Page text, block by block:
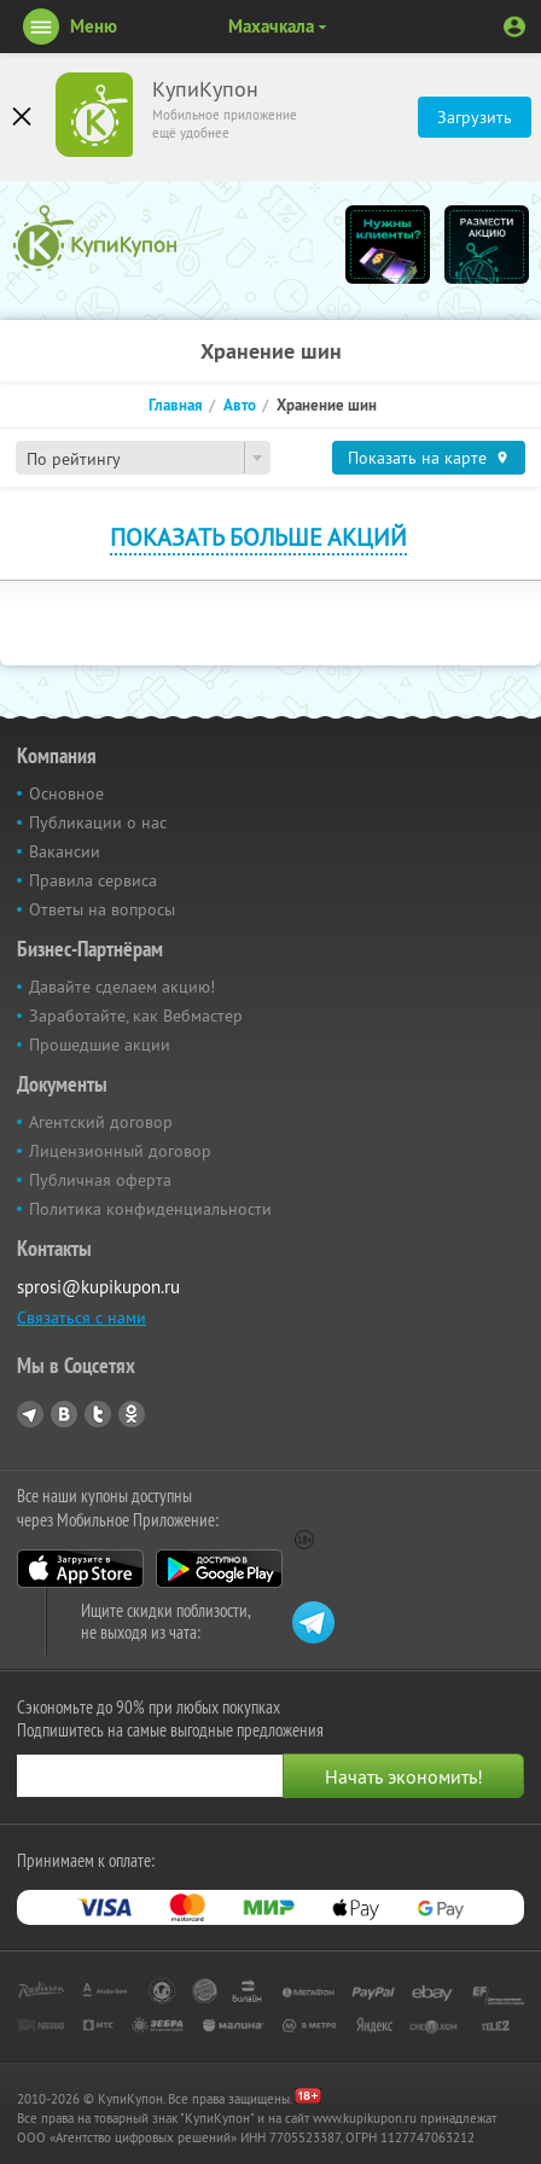
КупиКупон
Мобильное приложение
ещё удобнее
Загрузить
Меню Махачкала
Хранение шин
По рейтингу
Главная Авто Хранение шин
Показать на карте
ПОКАЗАТЬ БОЛЬШЕ АКЦИЙ
Компания
Основное
Публикации о нас
Вакансии
Правила сервиса
Ответы на вопросы
Бизнес-Партнёрам
Давайте сделаем акцию!
Заработайте, как Вебмастер
Прошедшие акции
Документы
Агентский договор
Лицензионный договор
Публичная оферта
Политика конфиденциальности
Контакты
sprosi@kupikupon.ru
Связаться с нами
Мы в Соцсетях
Все наши купоны доступны
через Мобильное Приложение:
Ищите скидки поблизости,
не выходя из чата:
Сэкономьте до 90% при любых покупках
Подпишитесь на самые выгодные предложения
Принимаем к оплате:
2010-2026 © КупиКупон. Все права защищены.
Все права на товарный знак "КупиКупон" и на сайт www.kupikupon.ru принадлежат
OOO «Агентство цифровых решений» ИНН 7705523387, ОГРН 1127747063212